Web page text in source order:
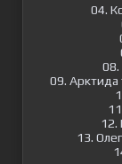
04.
08.
09.
12.
13.